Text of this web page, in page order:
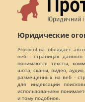
Юридические
Protocol.ua обладает
веб - страницах
понимаются тексты,
шота, сканы, видео,
размещенных на веб -
для индексации
использованием
и тому подобное.